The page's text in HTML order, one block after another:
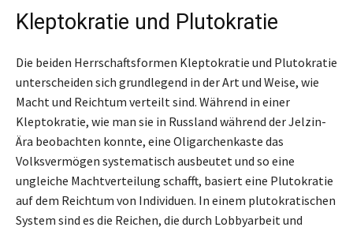
Kleptokratie und Plutokratie
Die beiden Herrschaftsformen Kleptokratie und Plutokratie
unterscheiden sich grundlegend in der Art und Weise, wie
Macht und Reichtum verteilt sind. Während in einer
Kleptokratie, wie man sie in Russland während der Jelzin-
Ära beobachten konnte, eine Oligarchenkaste das
Volksvermögen systematisch ausbeutet und so eine
ungleiche Machtverteilung schafft, basiert eine Plutokratie
auf dem Reichtum von Individuen. In einem plutokratischen
System sind es die Reichen, die durch Lobbyarbeit und